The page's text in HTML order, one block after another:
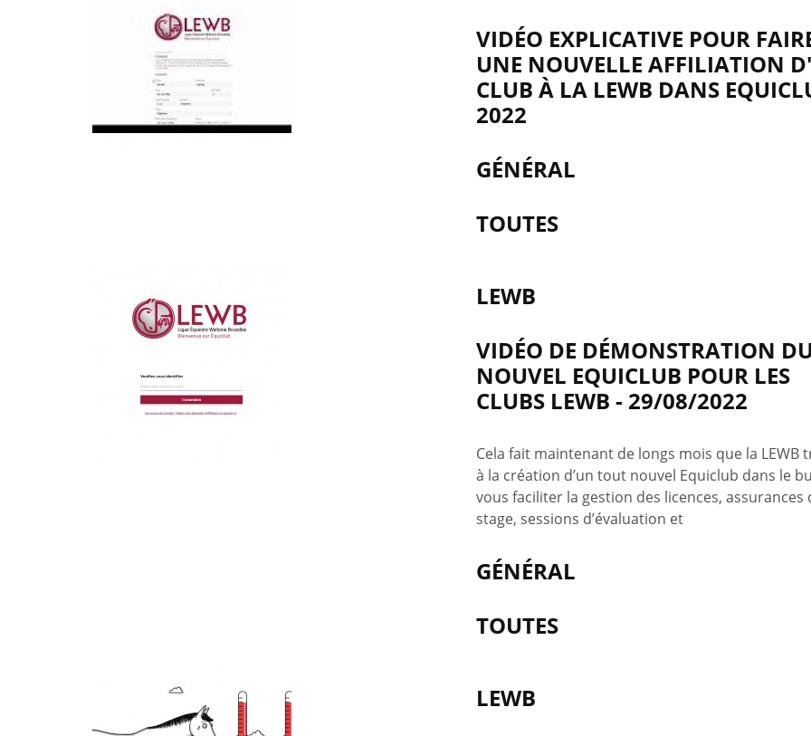
VIDÉO EXPLICATIVE POUR
UNE NOUVELLE AFFILIATION
CLUB À LA LEWB DANS
2022
GÉNÉRAL
TOUTES
LEWB
VIDÉO DE DÉMONSTRATION
NOUVEL EQUICLUB POUR LES
CLUBS LEWB - 29/08/2022
Cela fait maintenant de longs mois que la LEWB
à la création d’un tout nouvel Equiclub dans le
vous faciliter la gestion des licences, assurances
stage, sessions d’évaluation et
GÉNÉRAL
TOUTES
LEWB